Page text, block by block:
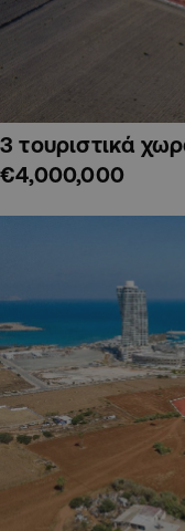
3 τουριστικά
€4,000,000